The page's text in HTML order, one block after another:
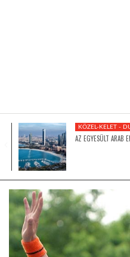
GLOBOTV BP
HÍR3D
TROPICALMAGAZIN
KÖZEL-KELET -
AZ EGYESÜLT ARAB